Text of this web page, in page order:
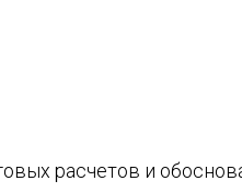
расчетов и